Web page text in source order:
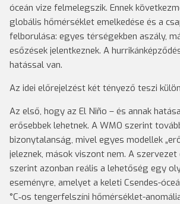
óceán vize felmelegszik. Ennek
globális hőmérséklet emelkedése és a
felborulása: egyes térségekben aszály,
esőzések jelentkeznek. A
hatással van.
Az idei előrejelzést két tényező teszi
Az első, hogy az El Niño – és annak
erősebbek lehetnek. A WMO szerint
bizonytalanság, mivel egyes modellek
jeleznek, mások viszont nem. A szervezet
szerint azonban reális a lehetőség egy
eseményre, amelyet a keleti Csendes-
°C‑os tengerfelszíni hőmérséklet-